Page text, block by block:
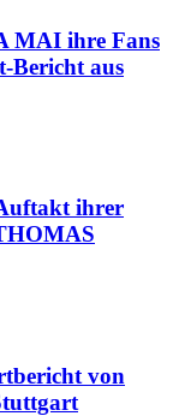
MAI ihre Fans
Bericht aus
ihrer
von